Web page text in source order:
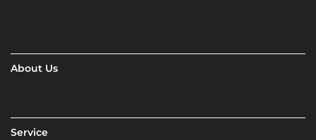
About Us
Service